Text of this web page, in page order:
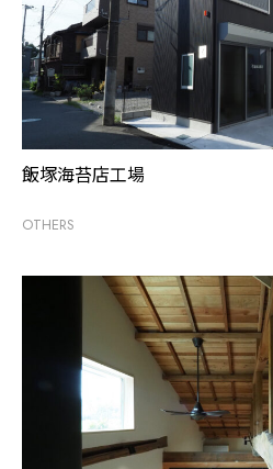
飯塚海苔店工場
OTHERS